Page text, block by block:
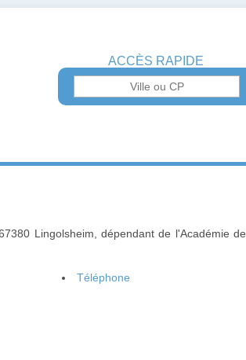
ACCÈS RAPIDE
Lingolsheim, dépendant de l'Académie de
Téléphone